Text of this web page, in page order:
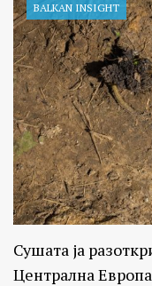
BALKAN INSIGHT
Сушата ја
Централна Европа